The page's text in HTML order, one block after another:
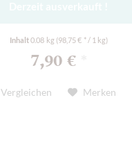
Inhalt0.08 kg (98,75 € * / 1 kg)
7,90 €
Vergleichen Merken